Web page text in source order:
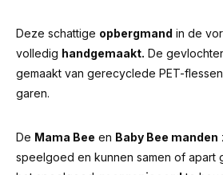
Deze schattige opbergmand in de
volledig handgemaakt. De
gemaakt van gerecyclede PET-
garen.
De Mama Bee en Baby Bee manden
speelgoed en kunnen samen of apart